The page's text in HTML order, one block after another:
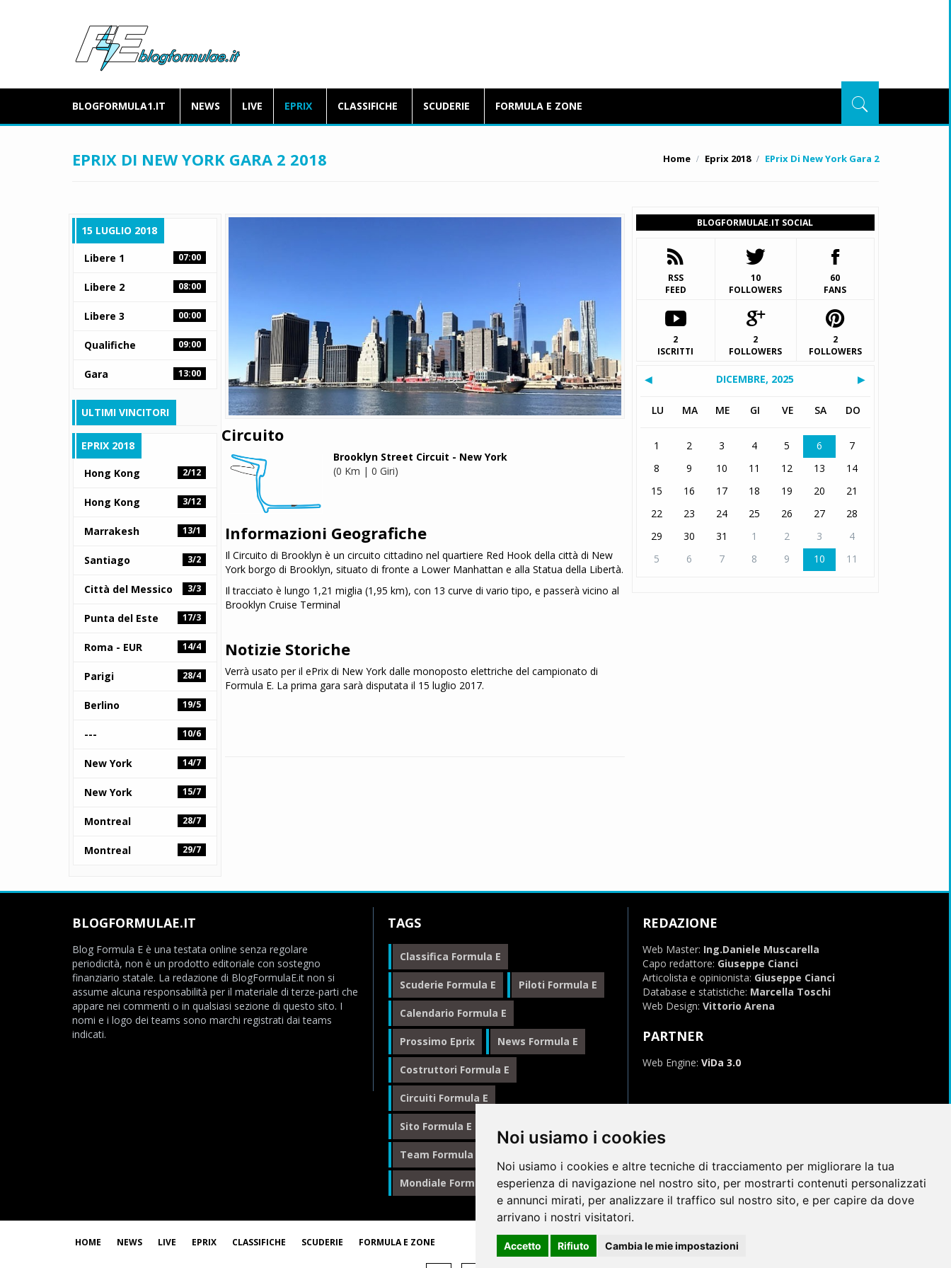
Noi usiamo i cookies
Noi usiamo i cookies e altre tecniche di tracciamento per migliorare la tua
esperienza di navigazione nel nostro sito, per mostrarti contenuti personalizzati
e annunci mirati, per analizzare il traffico sul nostro sito, e per capire da dove
arrivano i nostri visitatori.
Accetto Rifiuto Cambia le mie impostazioni
BLOGFORMULA1.IT NEWS LIVE EPRIX CLASSIFICHE SCUDERIE FORMULA E ZONE
EPRIX DI NEW YORK GARA 2 2018 Home Eprix 2018 EPrix Di New York Gara 2
15 LUGLIO 2018
Libere 1 07:00
Libere 2 08:00
Libere 3 00:00
Qualifiche 09:00
Gara 13:00
ULTIMI VINCITORI
EPRIX 2018
Hong Kong 2/12
Hong Kong 3/12
Marrakesh 13/1
Santiago 3/2
Città del Messico 3/3
Punta del Este 17/3
Roma - EUR 14/4
Parigi 28/4
Berlino 19/5
--- 10/6
New York 14/7
New York 15/7
Montreal 28/7
Montreal 29/7
Circuito
Brooklyn Street Circuit - New York
(0 Km | 0 Giri)
Informazioni Geografiche
Il Circuito di Brooklyn è un circuito cittadino nel quartiere Red Hook della città di New
York borgo di Brooklyn, situato di fronte a Lower Manhattan e alla Statua della Libertà.
Il tracciato è lungo 1,21 miglia (1,95 km), con 13 curve di vario tipo, e passerà vicino al
Brooklyn Cruise Terminal
Notizie Storiche
Verrà usato per il ePrix di New York dalle monoposto elettriche del campionato di
Formula E. La prima gara sarà disputata il 15 luglio 2017.
BLOGFORMULAE.IT SOCIAL
RSS
FEED
10
FOLLOWERS
60
FANS
2
ISCRITTI
2
FOLLOWERS
2
FOLLOWERS
◀ DICEMBRE, 2025 ▶
LU MA ME GI VE SA DO
1 2 3 4 5 6
7
8
9 10 11 12 13
14
15
16 17 18 19 20
21
22
23 24 25 26 27
28
29
30 31 1 2 3
4
5
6 7 8 9 10 11
BLOGFORMULAE.IT
Blog Formula E è una testata online senza regolare
periodicità, non è un prodotto editoriale con sostegno
finanziario statale. La redazione di BlogFormulaE.it non si
assume alcuna responsabilità per il materiale di terze-parti che
appare nei commenti o in qualsiasi sezione di questo sito. I
nomi e i logo dei teams sono marchi registrati dai teams
indicati.
TAGS
Classifica Formula E
Scuderie Formula E Piloti Formula E
Calendario Formula E
Prossimo Eprix News Formula E
Costruttori Formula E
Circuiti Formula E
Sito Formula E Italiano
Team Formula E
Mondiale Formula E Formula E
REDAZIONE
Web Master: Ing.Daniele Muscarella
Capo redattore: Giuseppe Cianci
Articolista e opinionista: Giuseppe Cianci
Database e statistiche: Marcella Toschi
Web Design: Vittorio Arena
PARTNER
Web Engine: ViDa 3.0
HOME NEWS LIVE EPRIX CLASSIFICHE SCUDERIE FORMULA E ZONE © 1996-2026, tutti i marchi appartengono ai rispettivi proprietari